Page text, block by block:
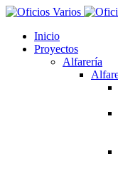
Inicio
Proyectos
Alfarería